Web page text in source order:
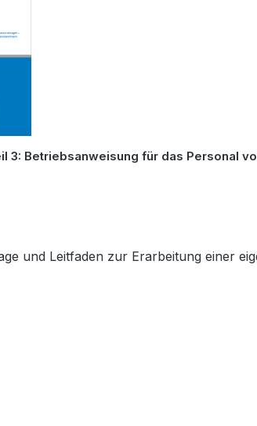
3: Betriebsanweisung für das Personal
und Leitfaden zur Erarbeitung einer